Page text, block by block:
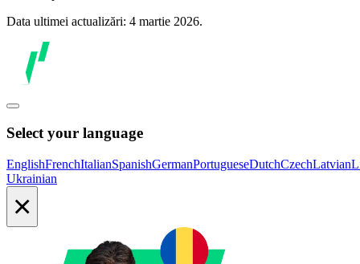
Data ultimei actualizări: 4 martie 2026.
Select your language
EnglishFrenchItalianSpanishGermanPortugueseDutchCzechLatvian
Ukrainian
×